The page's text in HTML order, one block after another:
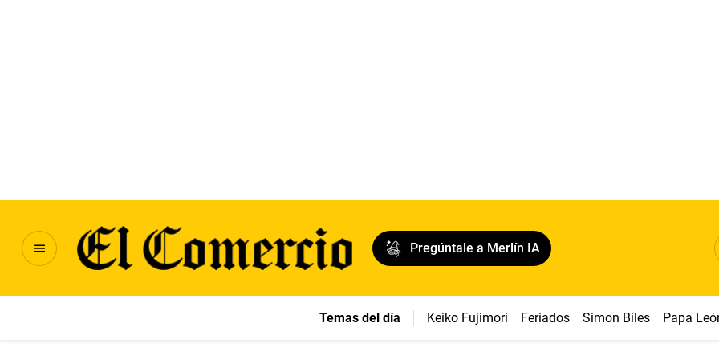
Pregúntale a Merlín IA
Temas del día Keiko Fujimori Feriados Simon Biles Papa